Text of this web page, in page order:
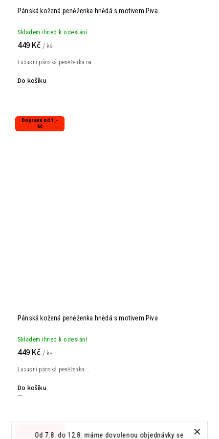
Od 7.8. do 12.8. máme dovolenou objednávky se
Pánská kožená peněženka hnědá s motivem Piva
Skladem ihned k odeslání
449 Kč / ks
Do košíku
Luxusní pánská peněženka na...
Doprava od 1,-
kč
Pánská kožená peněženka hnědá s motivem Piva
Skladem ihned k odeslání
449 Kč / ks
Do košíku
Luxusní pánská peněženka....
kč